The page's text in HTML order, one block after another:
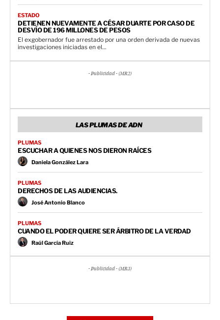
ESTADO
DETIENEN NUEVAMENTE A CÉSAR DUARTE POR CASO DE
DESVÍO DE 196 MILLONES DE PESOS
El exgobernador fue arrestado por una orden derivada de nuevas
investigaciones iniciadas en el...
- Publicidad - (MR2)
LAS PLUMAS DE ADN
PLUMAS
ESCUCHAR A QUIENES NOS DIERON RAÍCES
Daniela González Lara
PLUMAS
DERECHOS DE LAS AUDIENCIAS.
José Antonio Blanco
PLUMAS
CUANDO EL PODER QUIERE SER ÁRBITRO DE LA VERDAD
Raúl García Ruiz
- Publicidad - (MR3)